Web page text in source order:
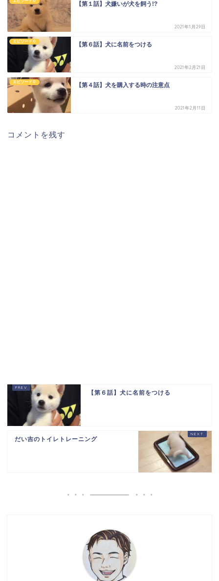
【第１話】犬嫌いが犬を飼う!?
2021年1月29日
エピソード０ 【第６話】犬に名前をつける
2021年2月21日
エピソード０ 【第４話】犬を購入する時の注意点
2021年2月11日
コメントを残す
【第６話】犬に名前をつける
だい吉のトイレトレーニング